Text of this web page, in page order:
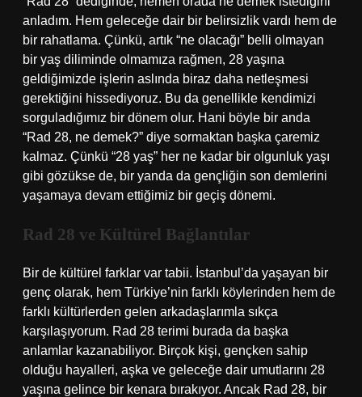
anladım. Hem geleceğe dair bir belirsizlik vardı hem de
bir rahatlama. Çünkü, artık “ne olacağı” belli olmayan
bir yaş diliminde olmamıza rağmen, 28 yaşına
geldiğimizde işlerin aslında biraz daha netleşmesi
gerektiğini hissediyoruz. Bu da genellikle kendimizi
sorguladığımız bir dönem olur. Hani böyle bir anda
“Rad 28, ne demek?” diye sormaktan başka çaremiz
kalmaz. Çünkü “28 yaş” her ne kadar bir olgunluk yaşı
gibi gözükse de, bir yanda da gençliğin son demlerini
yaşamaya devam ettiğimiz bir geçiş dönemi.
Rad 28 ve Kültürel Bağlantılar
Bir de kültürel farklar var tabii. İstanbul’da yaşayan bir
genç olarak, hem Türkiye’nin farklı köylerinden hem de
farklı kültürlerden gelen arkadaşlarımla sıkça
karşılaşıyorum. Rad 28 terimi burada da başka
anlamlar kazanabiliyor. Birçok kişi, gençken sahip
olduğu hayalleri, aşka ve geleceğe dair umutlarını 28
yaşına gelince bir kenara bırakıyor. Ancak Rad 28, bir